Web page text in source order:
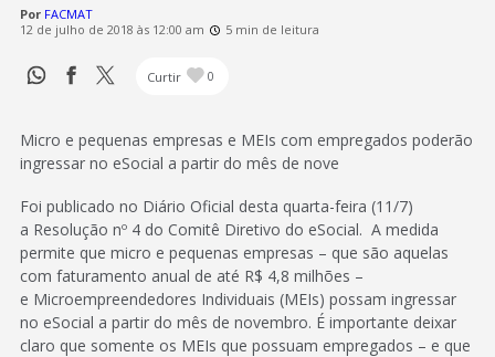
Por FACMAT
12 de julho de 2018 às 12:00 am
5 min de leitura
Curtir 0
Micro e pequenas empresas e MEIs com empregados poderão
ingressar no eSocial a partir do mês de nove
Foi publicado no Diário Oficial desta quarta-feira (11/7)
a Resolução nº 4 do Comitê Diretivo do eSocial. A medida
permite que micro e pequenas empresas – que são aquelas
com faturamento anual de até R$ 4,8 milhões –
e Microempreendedores Individuais (MEIs) possam ingressar
no eSocial a partir do mês de novembro. É importante deixar
claro que somente os MEIs que possuam empregados – e que